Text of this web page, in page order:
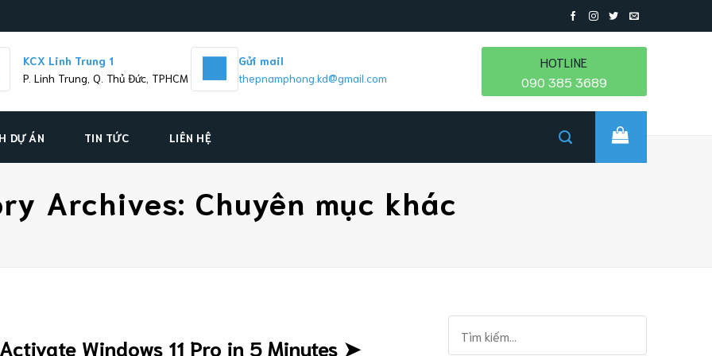
KCX Linh Trung 1
P. Linh Trung, Q. Thủ Đức, TPHCM
Gửi mail
thepnamphong.kd@gmail.com
HOTLINE
090 385 3689
DỰ ÁN TIN TỨC LIÊN HỆ
Archives: Chuyên mục khác
Windows 11 Pro in 5 Minutes ➤